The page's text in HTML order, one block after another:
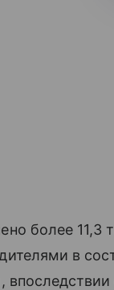
более 11,3
в